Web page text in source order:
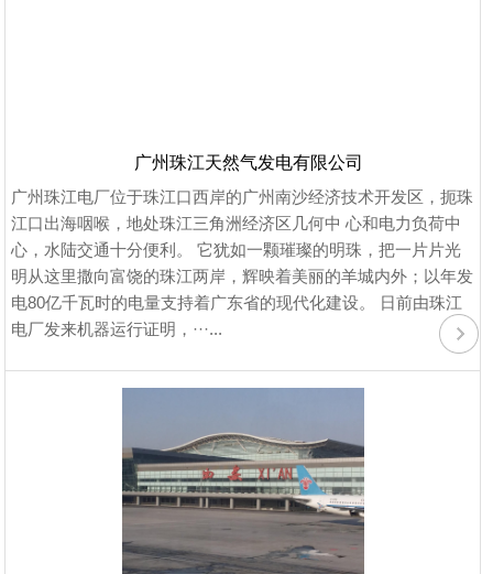
广州珠江天然气发电有限公司
广州珠江电厂位于珠江口西岸的广州南沙经济技术开发区，扼珠
江口出海咽喉，地处珠江三角洲经济区几何中 心和电力负荷中
心，水陆交通十分便利。 它犹如一颗璀璨的明珠，把一片片光
明从这里撒向富饶的珠江两岸，辉映着美丽的羊城内外；以年发
电80亿千瓦时的电量支持着广东省的现代化建设。 日前由珠江
电厂发来机器运行证明，···...